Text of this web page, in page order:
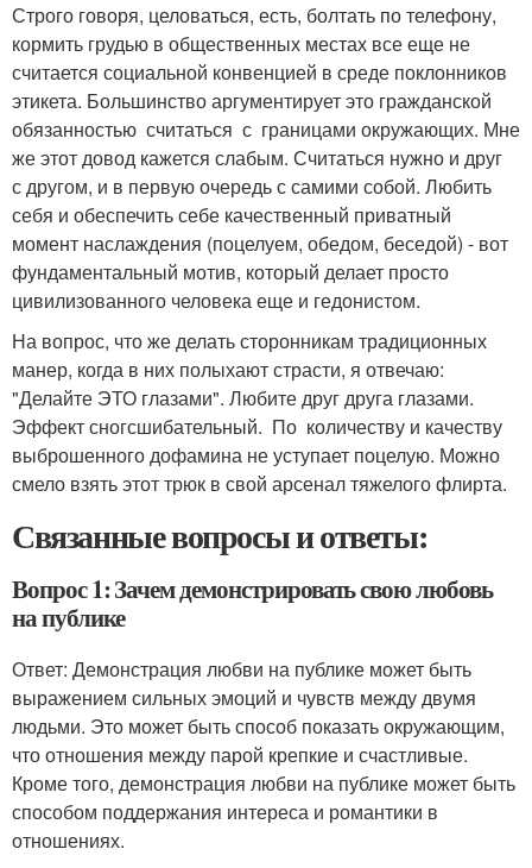
Строго говоря, целоваться, есть, болтать по телефону,
кормить грудью в общественных местах все еще не
считается социальной конвенцией в среде поклонников
этикета. Большинство аргументирует это гражданской
обязанностью считаться с границами окружающих. Мне
же этот довод ­кажется слабым. Считаться нужно и друг
с другом, и в первую очередь с самими собой. Любить
себя и обес­печить себе качественный приватный
момент наслаждения (поцелуем, обедом, беседой) - вот
фундаментальный мотив, который делает просто
цивилизованного человека еще и гедонистом.
На вопрос, что же делать сторонникам традиционных
манер, когда в них полыхают страсти, я отвечаю:
"Делайте ЭТО глазами". Любите друг друга глазами.
Эффект сногсшибательный. По количеству и качеству
выброшенного дофамина не уступает поцелую. Можно
смело взять этот трюк в свой арсенал тяжелого флирта.
Связанные вопросы и ответы:
Вопрос 1: Зачем демонстрировать свою любовь
на публике
Ответ: Демонстрация любви на публике может быть
выражением сильных эмоций и чувств между двумя
людьми. Это может быть способ показать окружающим,
что отношения между парой крепкие и счастливые.
Кроме того, демонстрация любви на публике может быть
способом поддержания интереса и романтики в
отношениях.